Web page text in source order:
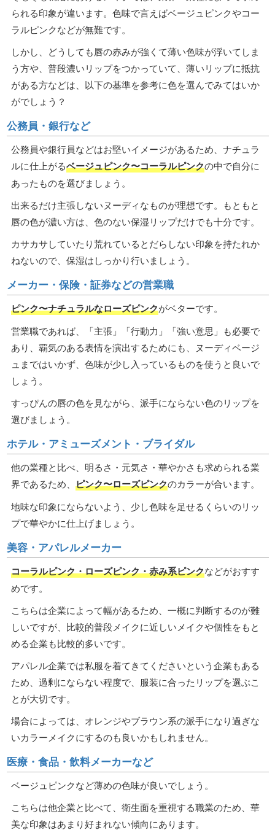
られる印象が違います。色味で言えばベージュピンクやコー
ラルピンクなどが無難です。
しかし、どうしても唇の赤みが強くて薄い色味が浮いてしま
う方や、普段濃いリップをつかっていて、薄いリップに抵抗
がある方などは、以下の基準を参考に色を選んでみてはいか
がでしょう？
公務員・銀行など
公務員や銀行員などはお堅いイメージがあるため、ナチュラ
ルに仕上がるベージュピンク〜コーラルピンクの中で自分に
あったものを選びましょう。
出来るだけ主張しないヌーディなものが理想です。もともと
唇の色が濃い方は、色のない保湿リップだけでも十分です。
カサカサしていたり荒れているとだらしない印象を持たれか
ねないので、保湿はしっかり行いましょう。
メーカー・保険・証券などの営業職
ピンク〜ナチュラルなローズピンクがベターです。
営業職であれば、「主張」「行動力」「強い意思」も必要で
あり、覇気のある表情を演出するためにも、ヌーディベージ
ュまではいかず、色味が少し入っているものを使うと良いで
しょう。
すっぴんの唇の色を見ながら、派手にならない色のリップを
選びましょう。
ホテル・アミューズメント・ブライダル
他の業種と比べ、明るさ・元気さ・華やかさも求められる業
界であるため、 ピンク〜ローズピンクのカラーが合います。
地味な印象にならないよう、少し色味を足せるくらいのリッ
プで華やかに仕上げましょう。
美容・アパレルメーカー
コーラルピンク・ローズピンク・赤み系ピンクなどがおすす
めです。
こちらは企業によって幅があるため、一概に判断するのが難
しいですが、比較的普段メイクに近しいメイクや個性をもと
める企業も比較的多いです。
アパレル企業では私服を着てきてくださいという企業もある
ため、過剰にならない程度で、服装に合ったリップを選ぶこ
とが大切です。
場合によっては、オレンジやブラウン系の派手になり過ぎな
いカラーメイクにするのも良いかもしれません。
医療・食品・飲料メーカーなど
ベージュピンクなど薄めの色味が良いでしょう。
こちらは他企業と比べて、衛生面を重視する職業のため、華
美な印象はあまり好まれない傾向にあります。